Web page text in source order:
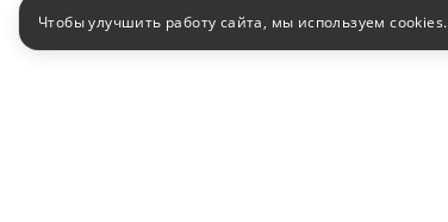
Чтобы улучшить работу сайта, мы используем cookies.